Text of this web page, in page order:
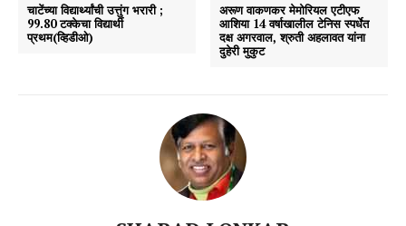
चाटेंच्या विद्यार्थ्यांची उत्तुंग भरारी ;
99.80 टक्केचा विद्यार्थी
प्रथम(व्हिडीओ)
अरूण वाकणकर मेमोरियल एटीएफ
आशिया 14 वर्षाखालील टेनिस स्पर्धेत
दक्ष अगरवाल, श्रुती अहलावत यांना
दुहेरी मुकुट